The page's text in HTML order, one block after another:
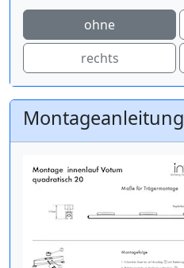
ohne
rechts
Montageanleitung